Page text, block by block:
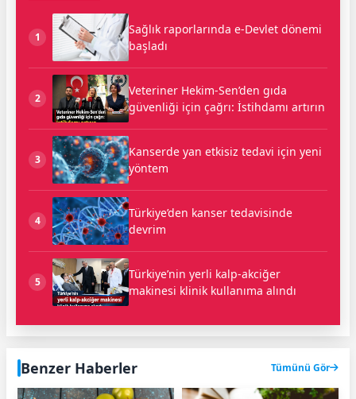
1
Sağlık raporlarında e-Devlet dönemi
başladı
2
Veteriner Hekim-Sen’den gıda
güvenliği için çağrı: İstihdamı artırın
3
Kanserde yan etkisiz tedavi için yeni
yöntem
4
Türkiye’den kanser tedavisinde
devrim
5
Türkiye’nin yerli kalp-akciğer
makinesi klinik kullanıma alındı
Benzer Haberler Tümünü Gör